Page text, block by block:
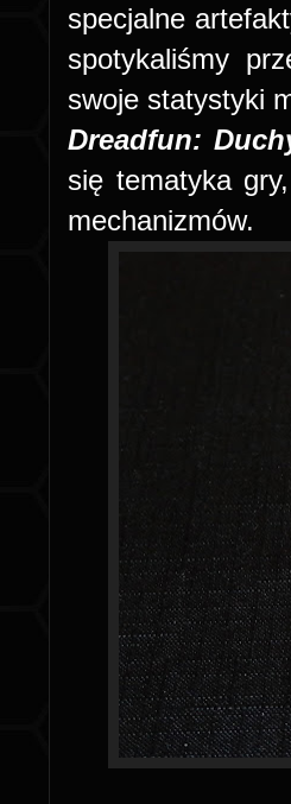
specjalne
spotykaliśmy
swoje statystyki
Dreadfun:
się tematyka
mechanizmów.